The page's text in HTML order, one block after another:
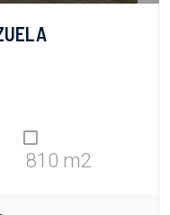
810 m2